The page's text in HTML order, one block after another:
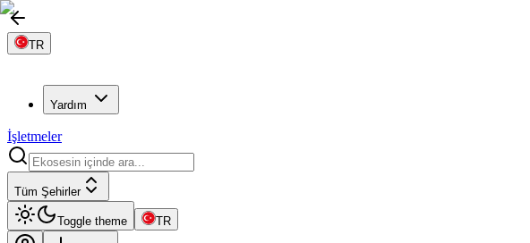
TR
Yardım
İşletmeler
Tüm Şehirler
Toggle theme TR